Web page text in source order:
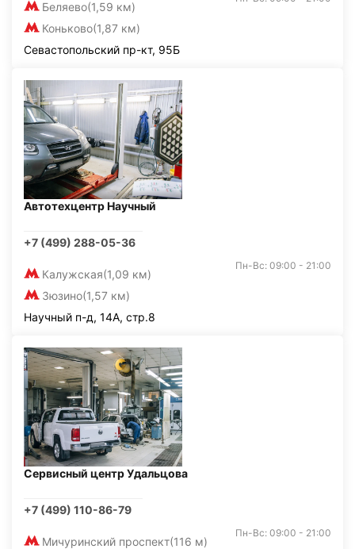
Беляево(1,59 км)
Коньково(1,87 км)
Севастопольский пр-кт, 95Б
Автотехцентр Научный
+7 (499) 288-05-36
Калужская(1,09 км)
Зюзино(1,57 км)
Пн-Вс: 09:00 - 21:00
Научный п-д, 14А, стр.8
Сервисный центр Удальцова
+7 (499) 110-86-79
Мичуринский проспект(116 м)
Пн-Вс: 09:00 - 21:00